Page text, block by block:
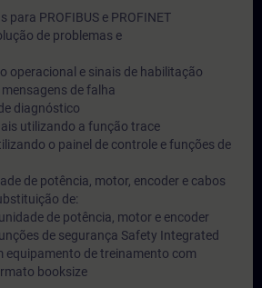
para PROFIBUS e PROFINET
de problemas e
operacional e sinais de habilitação
de falha
diagnóstico
utilizando a função trace
o painel de controle e funções de
de potência, motor, encoder e cabos
de:
de potência, motor e encoder
de segurança Safety Integrated
equipamento de treinamento com
booksize